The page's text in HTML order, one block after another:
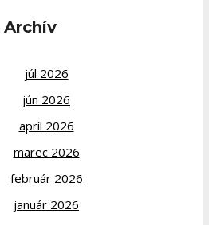
Archív
júl 2026
jún 2026
apríl 2026
marec 2026
február 2026
január 2026